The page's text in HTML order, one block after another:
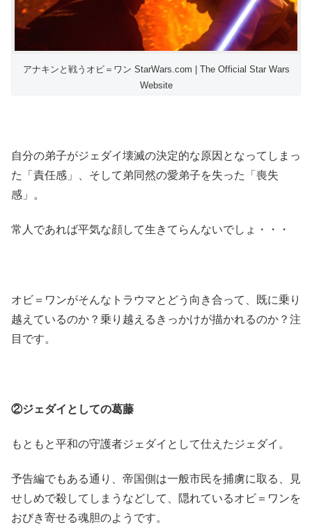
アナキンと戦うオビ＝ワン StarWars.com | The Official Star Wars
Website
自分の弟子がジェダイ壊滅の決定的な原因となってしまっ
た「責任感」、そして弟同然の愛弟子を失った「喪失
感」。
常人であれば平気な顔して生きてらんないでしょ・・・
オビ＝ワンがそんなトラウマとどう向き合って、既に乗り
越えているのか？乗り越えるきっかけが描かれるのか？注
目です。
②ジェダイとしての葛藤
もともと平和の守護者ジェダイとして仕えたジェダイ。
予告編でもある通り、帝国側は一般市民を捕虜に取る、見
せしめで殺してしまうなどして、隠れているオビ＝ワンを
おびき寄せる魂胆のようです。